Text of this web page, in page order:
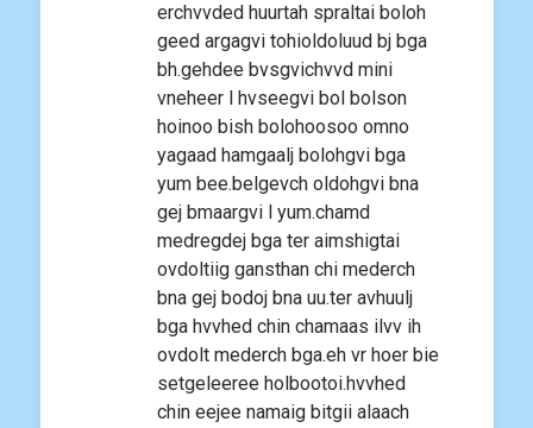
erchvvded huurtah spraltai boloh
geed argagvi tohioldoluud bj bga
bh.gehdee bvsgvichvvd mini
vneheer l hvseegvi bol bolson
hoinoo bish bolohoosoo omno
yagaad hamgaalj bolohgvi bga
yum bee.belgevch oldohgvi bna
gej bmaargvi l yum.chamd
medregdej bga ter aimshigtai
ovdoltiig gansthan chi mederch
bna gej bodoj bna uu.ter avhuulj
bga hvvhed chin chamaas ilvv ih
ovdolt mederch bga.eh vr hoer bie
setgeleeree holbootoi.hvvhed
chin eejee namaig bitgii alaach